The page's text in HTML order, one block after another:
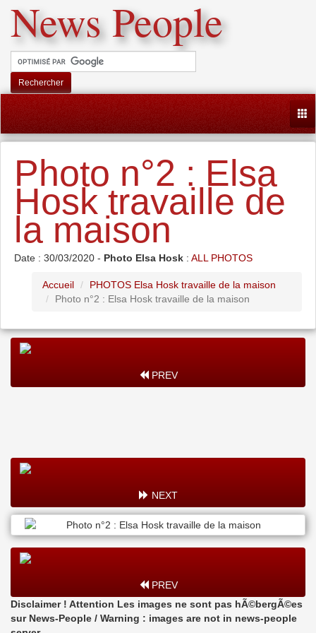
News People
Rechercher
Photo n°2 : Elsa
Hosk travaille de
la maison
Date : 30/03/2020 - Photo Elsa Hosk : ALL PHOTOS
Accueil
PHOTOS Elsa Hosk travaille de la maison
Photo n°2 : Elsa Hosk travaille de la maison
PREV
NEXT
PREV
Disclaimer ! Attention Les images ne sont pas hÃ©bergÃ©es
sur News-People / Warning : images are not in news-people